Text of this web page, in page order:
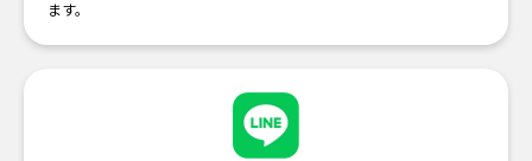
ます。